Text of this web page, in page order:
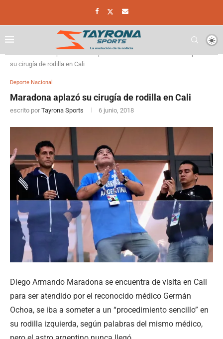
su cirugía de rodilla en Cali
Deporte Nacional
Maradona aplazó su cirugía de rodilla en Cali
escrito por Tayrona Sports 6 junio, 2018
Diego Armando Maradona se encuentra de visita en Cali
para ser atendido por el reconocido médico Germán
Ochoa, se iba a someter a un “procedimiento sencillo” en
su rodilla izquierda, según palabras del mismo médico,